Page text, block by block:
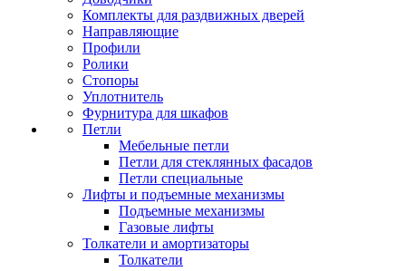
Комплекты для раздвижных дверей
Направляющие
Профили
Ролики
Стопоры
Уплотнитель
Фурнитура для шкафов
Петли
Мебельные петли
Петли для стеклянных фасадов
Петли специальные
Лифты и подъемные механизмы
Подъемные механизмы
Газовые лифты
Толкатели и амортизаторы
Толкатели